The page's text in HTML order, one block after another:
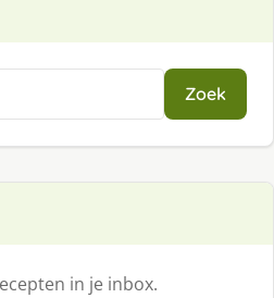
Zoek
in je inbox.